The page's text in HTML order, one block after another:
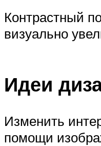
Контрастный
визуально
Идеи
Изменить
помощи